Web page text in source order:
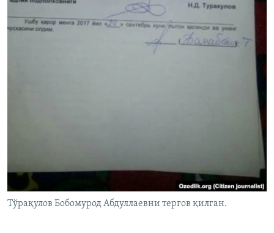
Тўрақулов Бобомурод Абдуллаевни тергов қилган.